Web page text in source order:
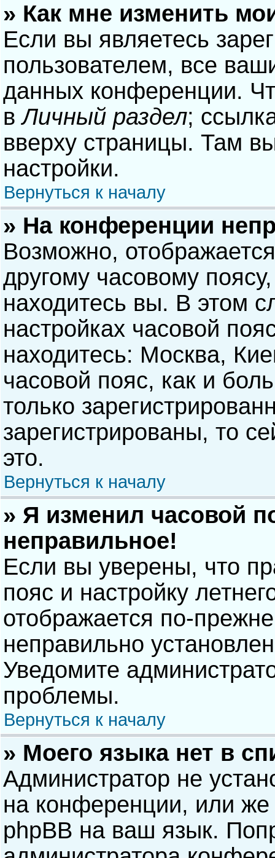
» Как мне изменить
Если вы являетесь
пользователем, все
данных конференции.
вЛичный раздел;
вверху страницы. Там
настройки.
Вернуться к началу
» На конференции
Возможно,
другому часовому
находитесь вы. В этом
настройках часовой
находитесь: Москва,
часовой пояс, как и
только
зарегистрированы, то
это.
Вернуться к началу
» Я изменил часовой
неправильное!
Если вы уверены, что
пояс и настройку
отображается по-
неправильно
Уведомите
проблемы.
Вернуться к началу
» Моего языка нет в
Администратор не
на конференции, или же
phpBB на ваш язык.